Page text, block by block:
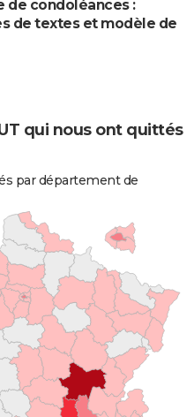
de condoléances :
de textes et modèle de
qui nous ont quittés
par département de